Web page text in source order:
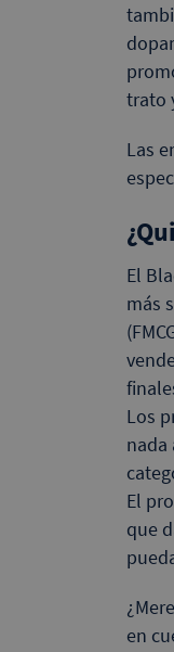
trato
Las
El
más
Los
nada
El
que
en